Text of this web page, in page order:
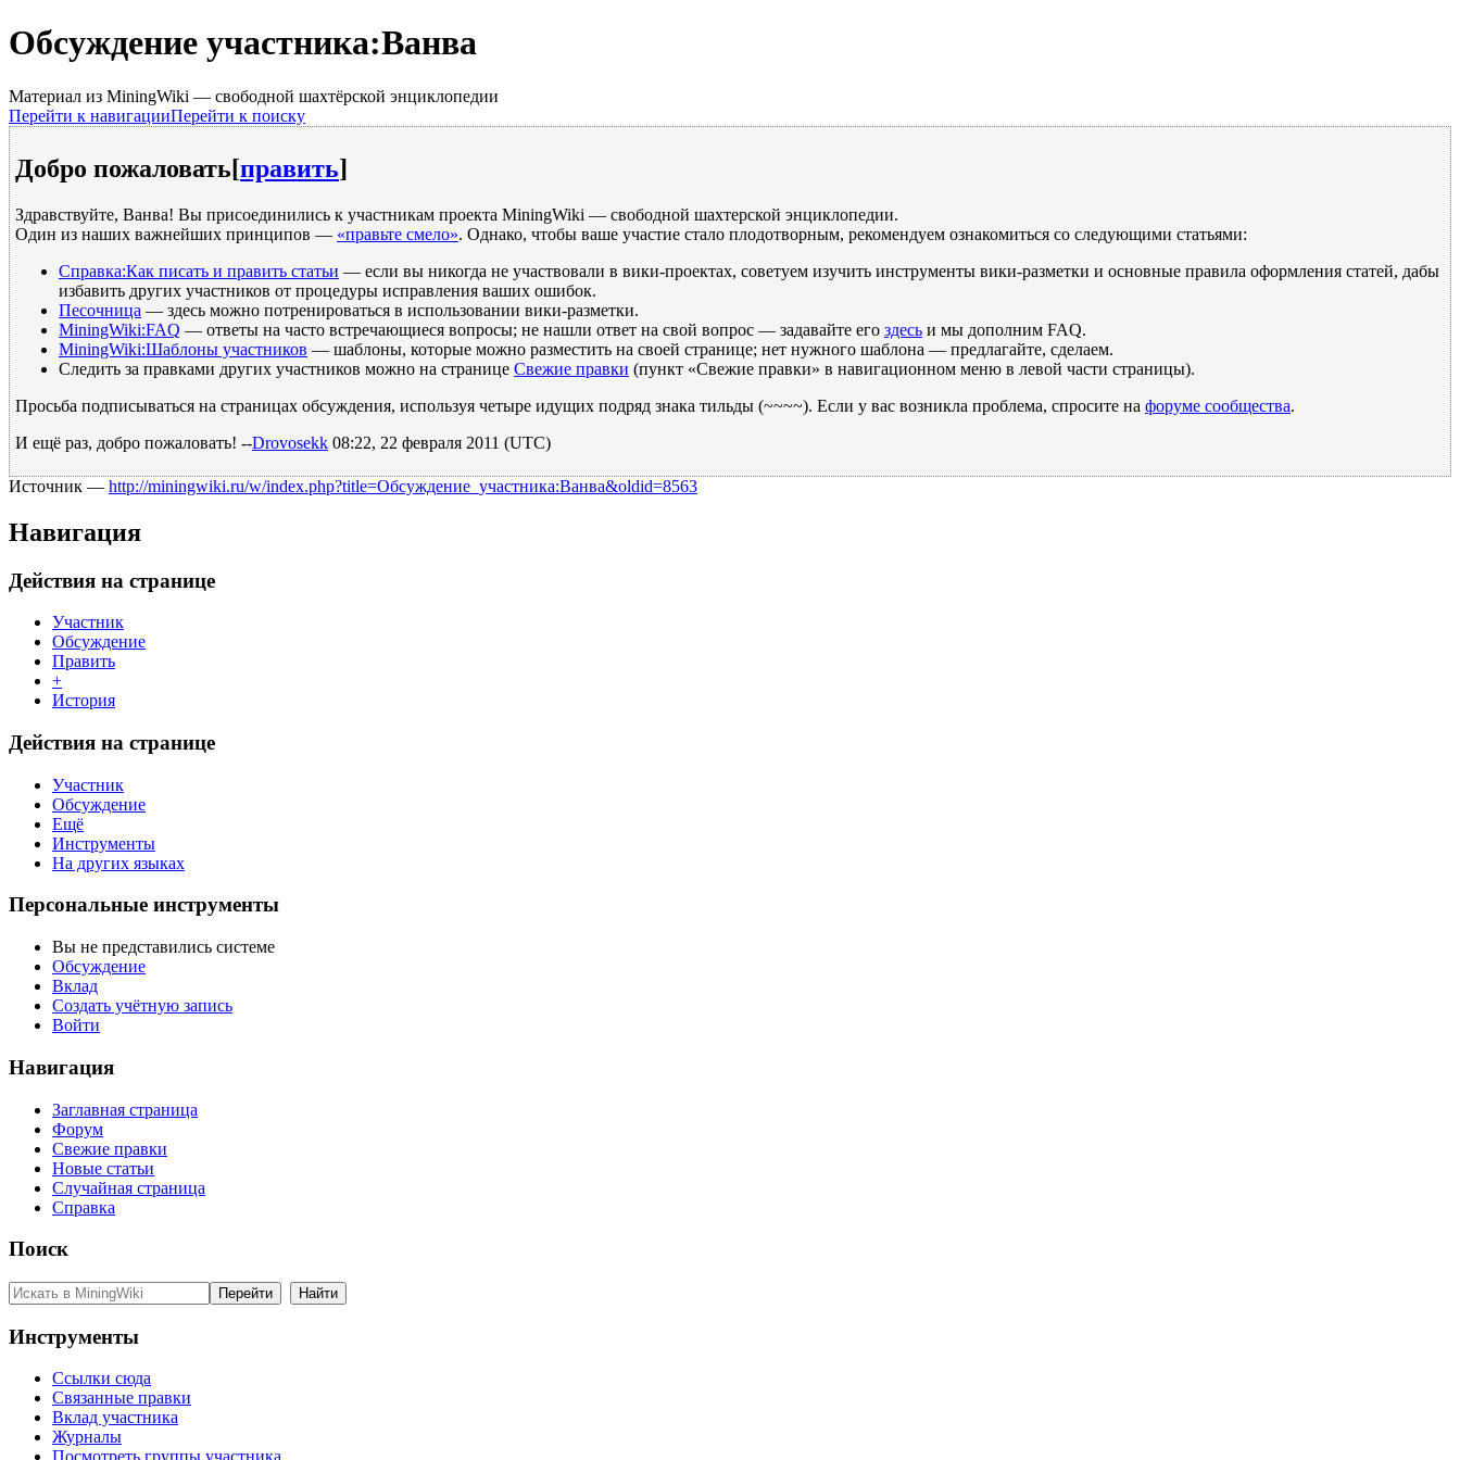
Обсуждение участника:Ванва
Материал из MiningWiki — свободной шахтёрской энциклопедии
Перейти к навигацииПерейти к поиску
Добро пожаловать[править]
Здравствуйте, Ванва! Вы присоединились к участникам проекта MiningWiki — свободной шахтерской энциклопедии.
Один из наших важнейших принципов — «правьте смело». Однако, чтобы ваше участие стало плодотворным, рекомендуем ознакомиться со следующими статьями:
Справка:Как писать и править статьи — если вы никогда не участвовали в вики-проектах, советуем изучить инструменты вики-разметки и основные правила оформления статей, дабы
избавить других участников от процедуры исправления ваших ошибок.
Песочница — здесь можно потренироваться в использовании вики-разметки.
MiningWiki:FAQ — ответы на часто встречающиеся вопросы; не нашли ответ на свой вопрос — задавайте его здесь и мы дополним FAQ.
MiningWiki:Шаблоны участников — шаблоны, которые можно разместить на своей странице; нет нужного шаблона — предлагайте, сделаем.
Следить за правками других участников можно на странице Свежие правки (пункт «Свежие правки» в навигационном меню в левой части страницы).
Просьба подписываться на страницах обсуждения, используя четыре идущих подряд знака тильды (~~~~). Если у вас возникла проблема, спросите на форуме сообщества.
И ещё раз, добро пожаловать! --Drovosekk 08:22, 22 февраля 2011 (UTC)
Источник — http://miningwiki.ru/w/index.php?title=Обсуждение_участника:Ванва&oldid=8563
Навигация
Действия на странице
Участник
Обсуждение
Править
+
История
Действия на странице
Участник
Обсуждение
Ещё
Инструменты
На других языках
Персональные инструменты
Вы не представились системе
Обсуждение
Вклад
Создать учётную запись
Войти
Навигация
Заглавная страница
Форум
Свежие правки
Новые статьи
Случайная страница
Справка
Поиск
Инструменты
Ссылки сюда
Связанные правки
Вклад участника
Журналы